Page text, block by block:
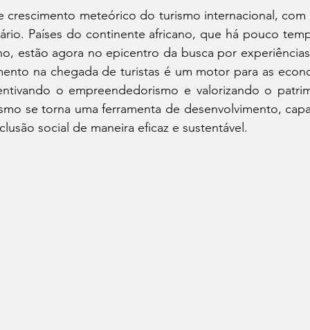
crescimento meteórico do turismo internacional,
Países do continente africano, que há pouco
estão agora no epicentro da busca por
na chegada de turistas é um motor para as
o empreendedorismo e valorizando o
se torna uma ferramenta de desenvolvimento,
social de maneira eficaz e sustentável.